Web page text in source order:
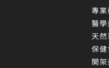
專
醫
天
保
開